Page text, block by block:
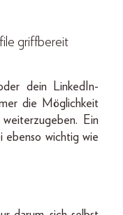
griffbereit
dein LinkedIn-
die Möglichkeit
Ein
ebenso wichtig wie